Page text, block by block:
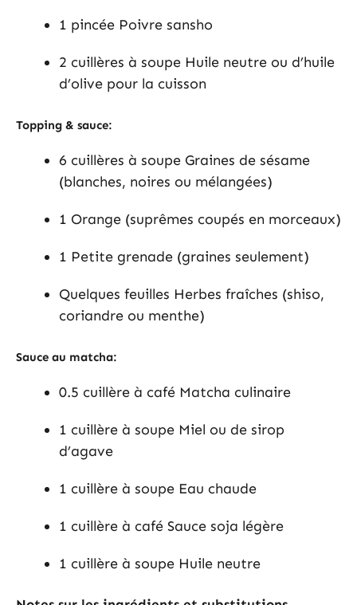
1 pincée Poivre sansho
2 cuillères à soupe Huile neutre ou d’huile
d’olive pour la cuisson
Topping & sauce:
6 cuillères à soupe Graines de sésame
(blanches, noires ou mélangées)
1 Orange (suprêmes coupés en morceaux)
1 Petite grenade (graines seulement)
Quelques feuilles Herbes fraîches (shiso,
coriandre ou menthe)
Sauce au matcha:
0.5 cuillère à café Matcha culinaire
1 cuillère à soupe Miel ou de sirop
d’agave
1 cuillère à soupe Eau chaude
1 cuillère à café Sauce soja légère
1 cuillère à soupe Huile neutre